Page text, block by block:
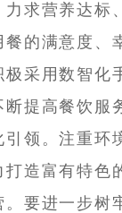
求营养达标
的满意度、
采用数智化
提高餐饮服
领。注重环
造富有特色
要进一步树